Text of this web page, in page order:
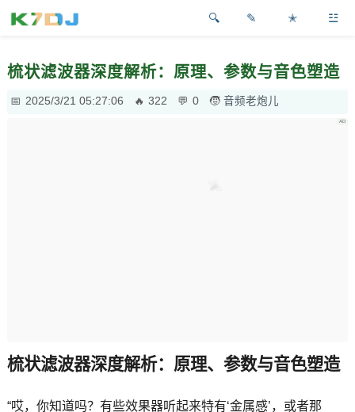
✎ ✭ ☳
梳状滤波器深度解析：原理、参数与音色塑造
2025/3/21 05:27:06 322 0 音频老炮儿
梳状滤波器深度解析：原理、参数与音色塑造
“哎，你知道吗？有些效果器听起来特有‘金属感’，或者那